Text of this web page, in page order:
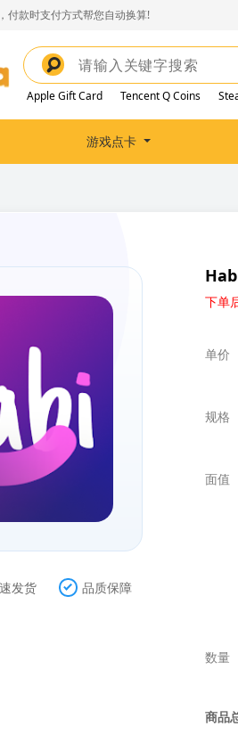
付款时支付方式帮您自动换算!
Apple Gift Card Tencent Q Coins
游戏点卡
发货 品质保障
下单
单价
规格
面值
数量
商品